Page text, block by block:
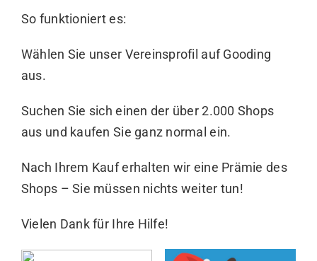
So funktioniert es:
Wählen Sie unser Vereinsprofil auf Gooding
aus.
Suchen Sie sich einen der über 2.000 Shops
aus und kaufen Sie ganz normal ein.
Nach Ihrem Kauf erhalten wir eine Prämie des
Shops – Sie müssen nichts weiter tun!
Vielen Dank für Ihre Hilfe!